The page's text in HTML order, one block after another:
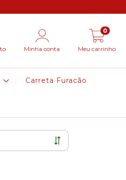
Minha conta Meu carrinho
0
Carreta Furacão